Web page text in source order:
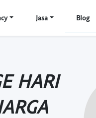
Jasa Blog
HARI